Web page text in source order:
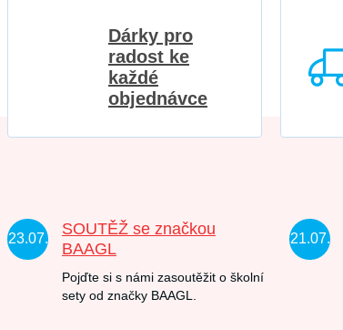
Dárky pro
radost ke
každé
objednávce
23.07.
SOUTĚŽ se značkou
BAAGL
Pojďte si s námi zasoutěžit o školní
sety od značky BAAGL.
21.07.